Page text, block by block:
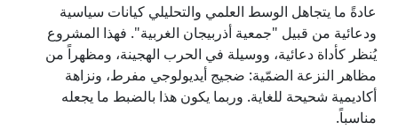
عادةً ما يتجاهل الوسط العلمي والتحليلي كيانات سياسية
ودعائية من قبيل "جمعية أذربيجان الغربية". فهذا المشروع
يُنظر كأداة دعائية، ووسيلة في الحرب الهجينة، ومظهراً من
مظاهر النزعة الضمّية: ضجيج أيديولوجي مفرط، ونزاهة
أكاديمية شحيحة للغاية. وربما يكون هذا بالضبط ما يجعله
مناسباً.